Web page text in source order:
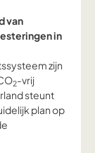
van
in
zijn
2-vrij
steunt
plan op